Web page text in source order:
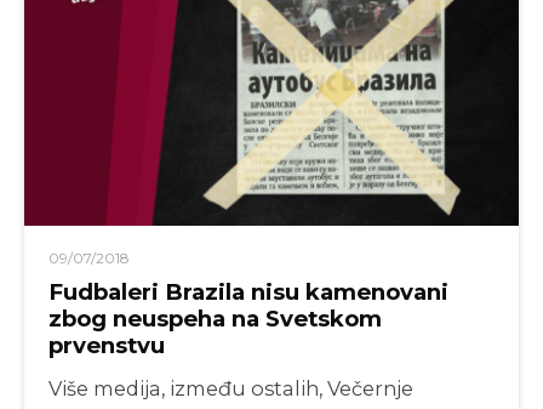
09/07/2018
Fudbaleri Brazila nisu kamenovani
zbog neuspeha na Svetskom
prvenstvu
Više medija, između ostalih, Večernje